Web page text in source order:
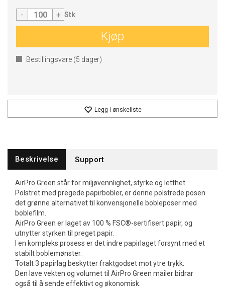
- + Stk
Kjøp
Bestillingsvare (5 dager)
Legg i ønskeliste
Beskrivelse Support
AirPro Green står for miljøvennlighet, styrke og letthet.
Polstret med pregede papirbobler, er denne polstrede posen
det grønne alternativet til konvensjonelle bobleposer med
boblefilm.
AirPro Green er laget av 100 % FSC®-sertifisert papir, og
utnytter styrken til preget papir.
I en kompleks prosess er det indre papirlaget forsynt med et
stabilt boblemønster.
Totalt 3 papirlag beskytter fraktgodset mot ytre trykk.
Den lave vekten og volumet til AirPro Green mailer bidrar
også til å sende effektivt og økonomisk.